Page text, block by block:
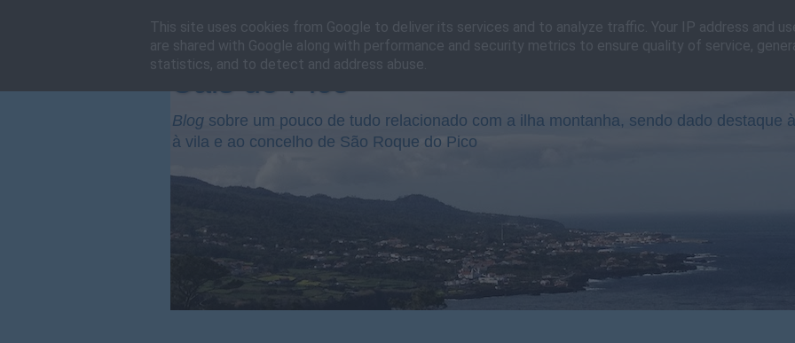
Cais do Pico
Blog sobre um pouco de tudo relacionado com a ilha montanha, sendo dado destaque
à vila e ao concelho de São Roque do Pico
This site uses cookies from Google to deliver its services and to analyze traffic. Your IP address and
are shared with Google along with performance and security metrics to ensure quality of service,
statistics, and to detect and address abuse.